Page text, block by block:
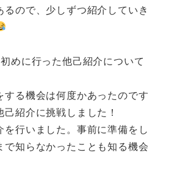
るので、少しずつ紹介していき
めに行った他己紹介について
する機会は何度かあったのです
紹介に挑戦しました！
を行いました。事前に準備をし
で知らなかったことも知る機会